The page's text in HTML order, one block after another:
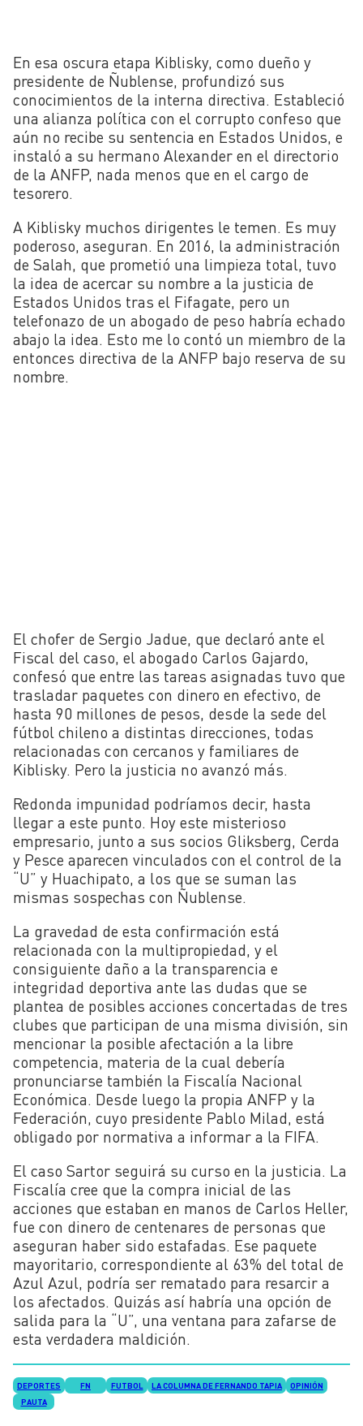
En esa oscura etapa Kiblisky, como dueño y
presidente de Ñublense, profundizó sus
conocimientos de la interna directiva. Estableció
una alianza política con el corrupto confeso que
aún no recibe su sentencia en Estados Unidos, e
instaló a su hermano Alexander en el directorio
de la ANFP, nada menos que en el cargo de
tesorero.
A Kiblisky muchos dirigentes le temen. Es muy
poderoso, aseguran. En 2016, la administración
de Salah, que prometió una limpieza total, tuvo
la idea de acercar su nombre a la justicia de
Estados Unidos tras el Fifagate, pero un
telefonazo de un abogado de peso habría echado
abajo la idea. Esto me lo contó un miembro de la
entonces directiva de la ANFP bajo reserva de su
nombre.
El chofer de Sergio Jadue, que declaró ante el
Fiscal del caso, el abogado Carlos Gajardo,
confesó que entre las tareas asignadas tuvo que
trasladar paquetes con dinero en efectivo, de
hasta 90 millones de pesos, desde la sede del
fútbol chileno a distintas direcciones, todas
relacionadas con cercanos y familiares de
Kiblisky. Pero la justicia no avanzó más.
Redonda impunidad podríamos decir, hasta
llegar a este punto. Hoy este misterioso
empresario, junto a sus socios Gliksberg, Cerda
y Pesce aparecen vinculados con el control de la
“U” y Huachipato, a los que se suman las
mismas sospechas con Ñublense.
La gravedad de esta confirmación está
relacionada con la multipropiedad, y el
consiguiente daño a la transparencia e
integridad deportiva ante las dudas que se
plantea de posibles acciones concertadas de tres
clubes que participan de una misma división, sin
mencionar la posible afectación a la libre
competencia, materia de la cual debería
pronunciarse también la Fiscalía Nacional
Económica. Desde luego la propia ANFP y la
Federación, cuyo presidente Pablo Milad, está
obligado por normativa a informar a la FIFA.
El caso Sartor seguirá su curso en la justicia. La
Fiscalía cree que la compra inicial de las
acciones que estaban en manos de Carlos Heller,
fue con dinero de centenares de personas que
aseguran haber sido estafadas. Ese paquete
mayoritario, correspondiente al 63% del total de
Azul Azul, podría ser rematado para resarcir a
los afectados. Quizás así habría una opción de
salida para la “U”, una ventana para zafarse de
esta verdadera maldición.
DEPORTES FN FUTBOL LA COLUMNA DE FERNANDO TAPIA
OPINIÓN
PAUTA